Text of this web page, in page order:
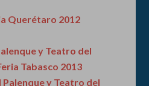
Querétaro 2012
y Teatro del
Tabasco 2013
y Teatro del